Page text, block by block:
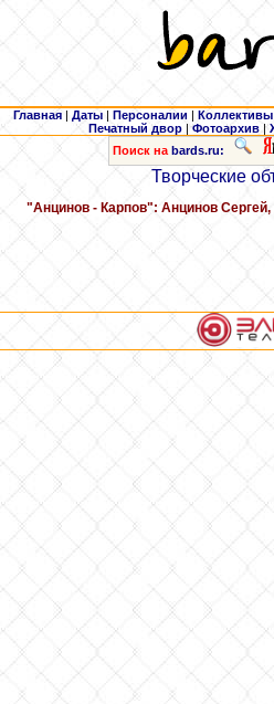
Главная | Даты | Персоналии | Коллективы
Печатный двор |Фотоархив |
Поиск на bards.ru:
Творческие
"Анцинов - Карпов": Анцинов